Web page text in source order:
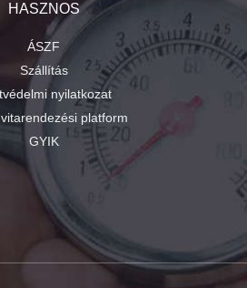
HASZNOS
ÁSZF
Szállítás
nyilatkozat
platform
GYIK